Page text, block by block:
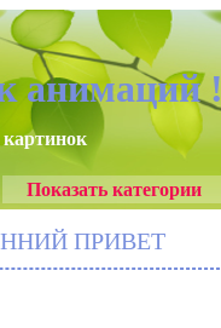
анимаций
Показать категории
ПРИВЕТ